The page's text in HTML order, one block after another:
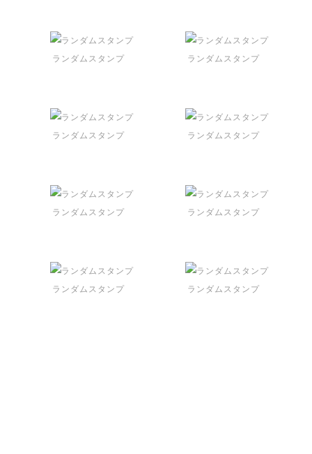
ランダムスタンプ ランダムスタンプ
ランダムスタンプ ランダムスタンプ
ランダムスタンプ ランダムスタンプ
ランダムスタンプ ランダムスタンプ